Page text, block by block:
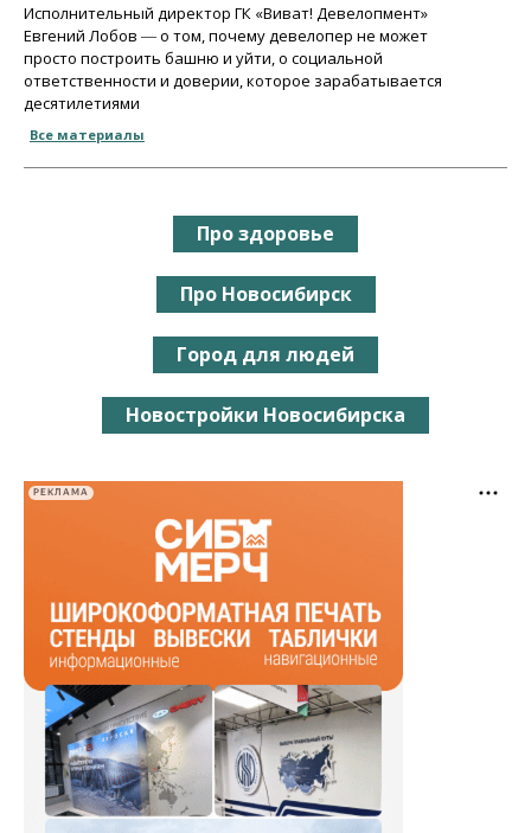
Исполнительный директор ГК «Виват! Девелопмент»
Евгений Лобов ― о том, почему девелопер не может
просто построить башню и уйти, о социальной
ответственности и доверии, которое зарабатывается
десятилетиями
Все материалы
Про здоровье
Про Новосибирск
Город для людей
Новостройки Новосибирска
РЕКЛАМА